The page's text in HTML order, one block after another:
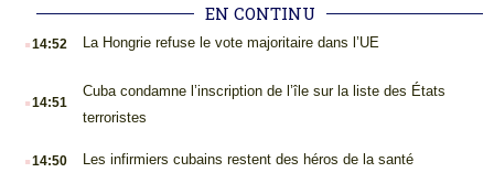
EN CONTINU
.14:52 La Hongrie refuse le vote majoritaire dans l’UE
.14:51
Cuba condamne l’inscription de l’île sur la liste des États
terroristes
.14:50 Les infirmiers cubains restent des héros de la santé